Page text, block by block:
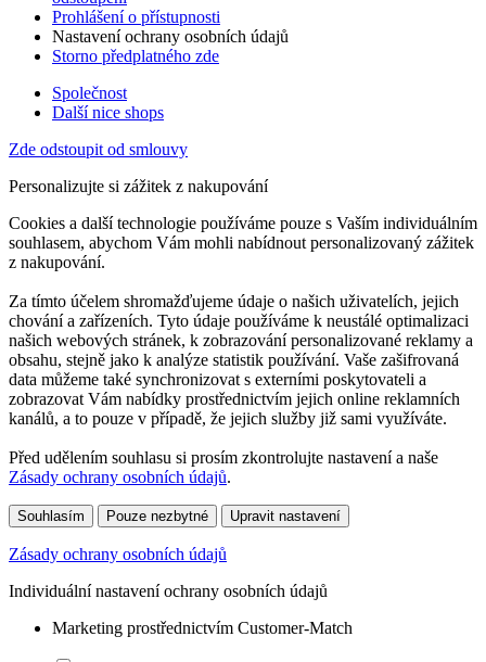
Prohlášení o přístupnosti
Nastavení ochrany osobních údajů
Storno předplatného zde
Společnost
Další nice shops
Zde odstoupit od smlouvy
Personalizujte si zážitek z nakupování
Cookies a další technologie používáme pouze s Vaším individuálním
souhlasem, abychom Vám mohli nabídnout personalizovaný zážitek
z nakupování.
Za tímto účelem shromažďujeme údaje o našich uživatelích, jejich
chování a zařízeních. Tyto údaje používáme k neustálé optimalizaci
našich webových stránek, k zobrazování personalizované reklamy a
obsahu, stejně jako k analýze statistik používání. Vaše zašifrovaná
data můžeme také synchronizovat s externími poskytovateli a
zobrazovat Vám nabídky prostřednictvím jejich online reklamních
kanálů, a to pouze v případě, že jejich služby již sami využíváte.
Před udělením souhlasu si prosím zkontrolujte nastavení a naše
Zásady ochrany osobních údajů.
Souhlasím Pouze nezbytné Upravit nastavení
Zásady ochrany osobních údajů
Individuální nastavení ochrany osobních údajů
Marketing prostřednictvím Customer-Match